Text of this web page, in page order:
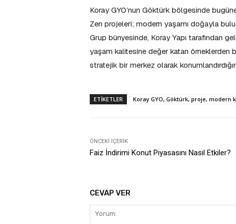
Koray GYO’nun Göktürk bölgesinde
Zen projeleri; modern yaşamı doğayla
Grup bünyesinde, Koray Yapı tarafından
yaşam kalitesine değer katan örneklerden
stratejik bir merkez olarak
ETIKETLER Koray GYO, Göktürk, proje, modern
ÖNCEKI İÇERIK
Faiz İndirimi Konut Piyasasını Nasıl Etkiler?
CEVAP VER